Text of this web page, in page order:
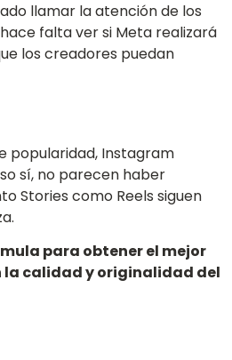
llamar la atención de los
falta ver si Meta realizará
los creadores puedan
popularidad, Instagram
sí, no parecen haber
Stories como Reels siguen
para obtener el mejor
la calidad y originalidad del